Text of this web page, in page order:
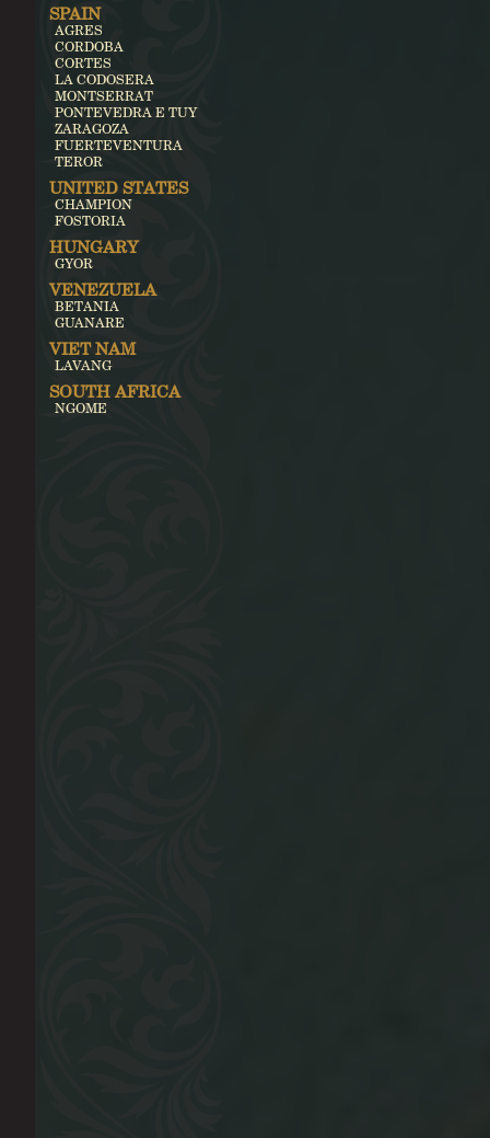
SPAIN
AGRES
CORDOBA
CORTES
LA CODOSERA
MONTSERRAT
PONTEVEDRA E TUY
ZARAGOZA
FUERTEVENTURA
TEROR
UNITED STATES
CHAMPION
FOSTORIA
HUNGARY
GYOR
VENEZUELA
BETANIA
GUANARE
VIET NAM
LAVANG
SOUTH AFRICA
NGOME